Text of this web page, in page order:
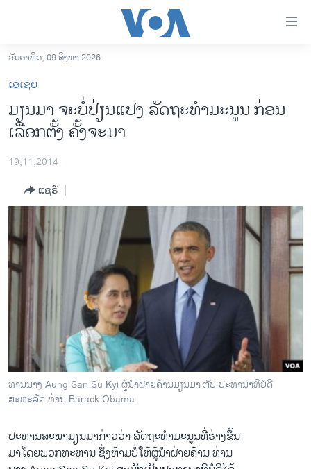
ເຂົ້າ
ຫາ
ຂ້າມ
ຂ້າມ
ຫາ
ອາເມຣິກາ
ຂ່າວ​ຈີນ
ໂລກ
ເອເຊຍ
ອິດສະຫຼະພາບດ້ານການຂ່າວ
ຊີວິດຊາວລາວ
ຊຸມຊົນຊາວລາວ
ວິທະຍາສາດ-ເທັກໂນໂລຈີ
ທຸລະກິດ
ພາສາອັງກິດ
ວີດີໂອ
ລາຍການກະຈາຍສຽງ
ຕິດຕາມພວກເຮົາ ທີ່
ວັນອາທິດ, 09 ສິງຫາ 2026
ເອເຊຍ
ມຽນມາ ຈະບໍ່ປ່ຽນແປງ ລັດຖະທຳມະນູນ ກ່ອນ
ເລືອກຕັ້ງ ຄັ້ງຈະມາ
19,11,2014
ແຊຣ໌
ທ່ານນາງ Aung San Su Kyi ຜູ້ນຳຝ່າຍຄ້ານມຽນມາ ກັບ ປະທານາທິບໍດີ
ສະຫະລັດ ທ່ານ Barack Obama.
ປະທານ​ສະພາມຽນມາກ່າວ​ວ່າ ​ລັດຖະທຳມະນູນທີ່ຮ່າງຂຶ້ນ
ມາໂດຍພວກທະຫານ ຊຶ່ງ​ຫ້າມ​ບໍ່​ໃຫ້ຜູ້ນຳ​ຝ່າຍ​ຄ້ານ ທ່ານ​